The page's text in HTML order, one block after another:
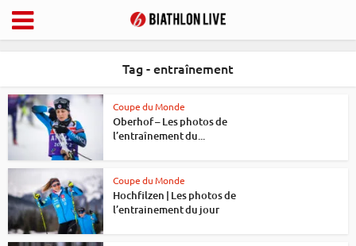
Tag - entraînement
Coupe du Monde
Oberhof – Les photos de
l’entraînement du...
Coupe du Monde
Hochfilzen | Les photos de
l’entrainement du jour